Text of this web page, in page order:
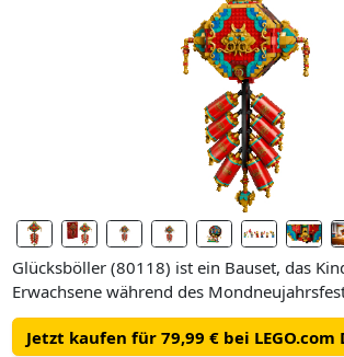
Glücksböller (80118) ist ein Bauset, das
Erwachsene während des
beschäftigt und ganz spielerisch LEGO®
erschaffen lässt.
Jetzt kaufen für 79,99 € bei LEGO.com